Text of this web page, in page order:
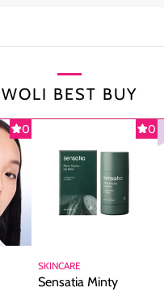
WOLI BEST BUY
0 0
SKINCARE
Sensatia Minty